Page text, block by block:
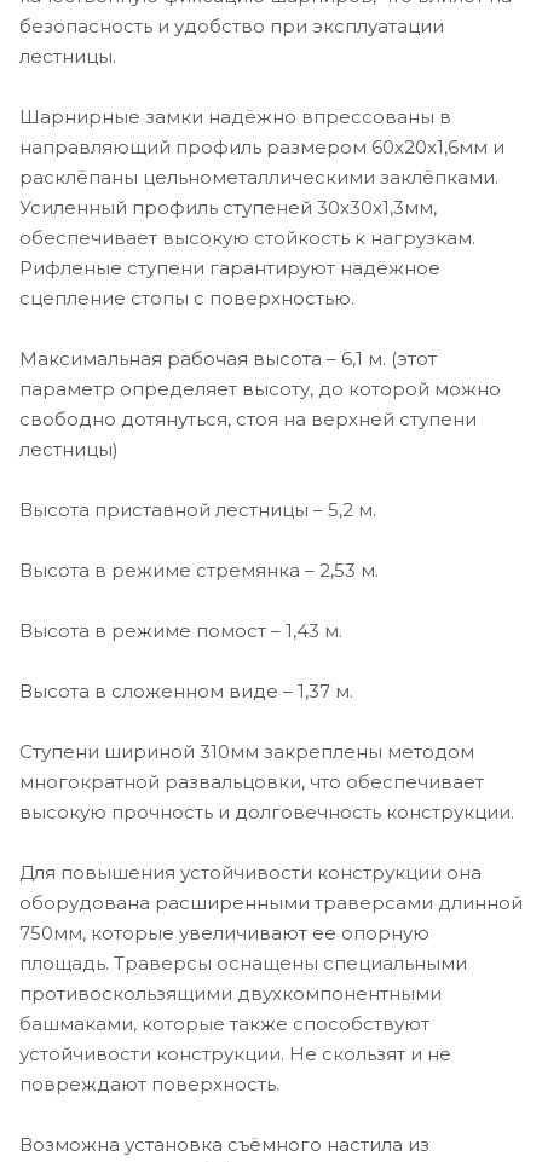
безопасность и удобство при эксплуатации
лестницы.
Шарнирные замки надёжно впрессованы в
направляющий профиль размером 60х20х1,6мм и
расклёпаны цельнометаллическими заклёпками.
Усиленный профиль ступеней 30х30х1,3мм,
обеспечивает высокую стойкость к нагрузкам.
Рифленые ступени гарантируют надёжное
сцепление стопы с поверхностью.
Максимальная рабочая высота – 6,1 м. (этот
параметр определяет высоту, до которой можно
свободно дотянуться, стоя на верхней ступени
лестницы)
Высота приставной лестницы – 5,2 м.
Высота в режиме стремянка – 2,53 м.
Высота в режиме помост – 1,43 м.
Высота в сложенном виде – 1,37 м.
Ступени шириной 310мм закреплены методом
многократной развальцовки, что обеспечивает
высокую прочность и долговечность конструкции.
Для повышения устойчивости конструкции она
оборудована расширенными траверсами длинной
750мм, которые увеличивают ее опорную
площадь. Траверсы оснащены специальными
противоскользящими двухкомпонентными
башмаками, которые также способствуют
устойчивости конструкции. Не скользят и не
повреждают поверхность.
Возможна установка съёмного настила из